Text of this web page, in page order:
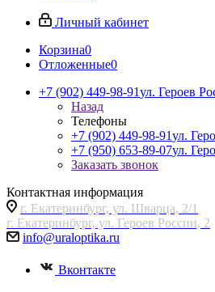
Личный кабинет
Корзина0
Отложенные0
+7 (902) 449-98-91ул. Героев
Назад
Телефоны
+7 (902) 449-98-91ул.
+7 (950) 653-89-07ул.
Заказать звонок
Контактная информация
г. Екатеринбург, ул. Шварца, 2/1
г. Екатеринбург, ул. Героев России, 2
info@uraloptika.ru
Вконтакте